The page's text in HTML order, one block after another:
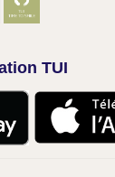
TUI